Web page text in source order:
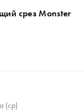
срез Monster
(ср)